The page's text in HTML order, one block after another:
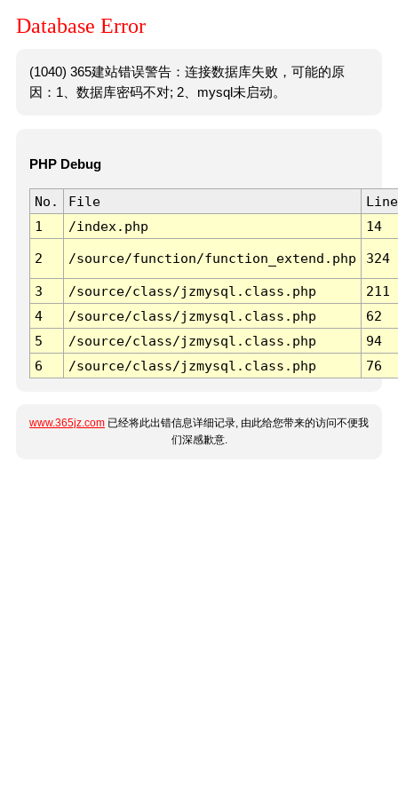
Database Error
(1040) 365建站错误警告：连接数据库失败，可能的原
因：1、数据库密码不对; 2、mysql未启动。
PHP Debug
No. File
Line
1
/index.php 14
2 /source/function/function_extend.php 324
3 /source/class/jzmysql.class.php
211
4
/source/class/jzmysql.class.php
62
5
/source/class/jzmysql.class.php
94
6
/source/class/jzmysql.class.php 76
www.365jz.com 已经将此出错信息详细记录, 由此给您带来的访问不便我
们深感歉意.